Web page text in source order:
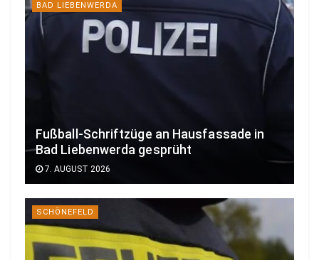
BAD LIEBENWERDA
Fußball-Schriftzüge an Hausfassade in
Bad Liebenwerda gesprüht
7. AUGUST 2026
SCHÖNEFELD